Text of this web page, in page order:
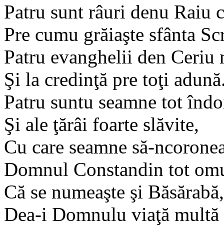
Patru sunt râuri denu Raiu
Pre cumu grăiaşte sfânta
Patru evanghelii den Ceriu
Şi la credinţă pre toţi
Patru suntu seamne tot
Şi ale ţărâi foarte slăvite,
Cu care seamne să-
Domnul Constandin tot
Că se numeaşte şi Băsărabă,
Dea-i Domnulu viaţă multă